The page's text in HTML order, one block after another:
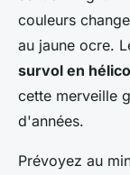
couleurs
au jaune ocre.
survol en
cette merveille
d'années.
Prévoyez au